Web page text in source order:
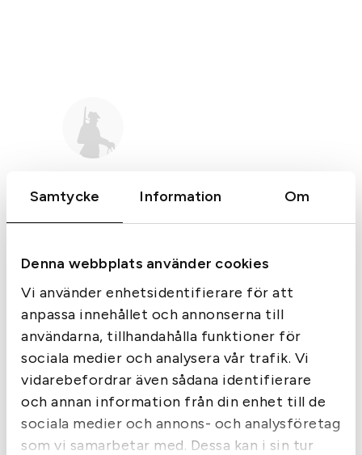
Samtycke Information Om
Denna webbplats använder cookies
Vi använder enhetsidentifierare för att
anpassa innehållet och annonserna till
användarna, tillhandahålla funktioner för
sociala medier och analysera vår trafik. Vi
vidarebefordrar även sådana identifierare
och annan information från din enhet till de
sociala medier och annons- och analysföretag
som vi samarbetar med. Dessa kan i sin tur
BEG Merkel lurzen Drilling
29 900 kr
Endast 1 kvar i lager
Sida 1 av 1
‹‹
‹ 1 › ››